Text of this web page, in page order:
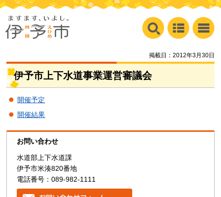
掲載日：2012年3月30日
伊予市上下水道事業運営審議会
開催予定
開催結果
お問い合わせ
水道部上下水道課
伊予市米湊820番地
電話番号：089-982-1111